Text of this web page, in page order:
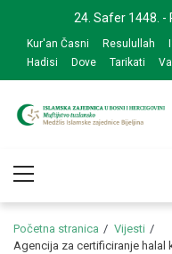
navigation
content
24. Safer 1448. -
Kur'an Časni Resulullah
Hadisi
Dove Tarikati
Menu
Početna stranica
Vijesti
Agencija za certificiranje halal